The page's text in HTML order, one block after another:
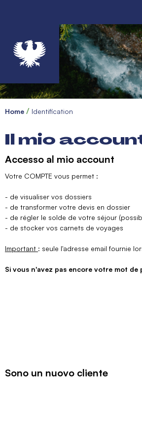
Home Identification
Il mio
Accesso al mio account
Votre COMPTE vous permet :
- de visualiser vos dossiers
- de transformer votre devis en dossier
- de régler le solde de votre séjour
- de stocker vos carnets de voyages
Important : seule l'adresse email fournie
Si vous n'avez pas encore votre mot de
Sono un nuovo cliente